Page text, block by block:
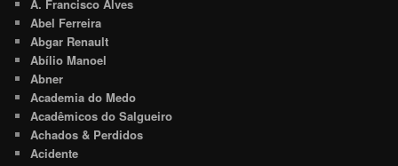
A. Francisco Alves
Abel Ferreira
Abgar Renault
Abílio Manoel
Abner
Academia do Medo
Acadêmicos do Salgueiro
Achados & Perdidos
Acidente